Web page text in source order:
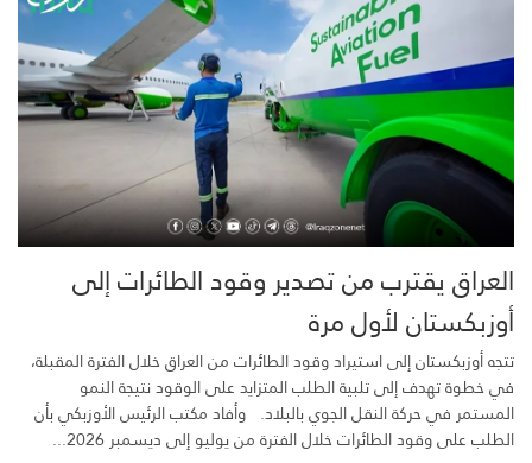
العراق يقترب من تصدير وقود الطائرات إلى
أوزبكستان لأول مرة
تتجه أوزبكستان إلى استيراد وقود الطائرات من العراق خلال الفترة المقبلة،
في خطوة تهدف إلى تلبية الطلب المتزايد على الوقود نتيجة النمو
المستمر في حركة النقل الجوي بالبلاد. وأفاد مكتب الرئيس الأوزبكي بأن
الطلب على وقود الطائرات خلال الفترة من يوليو إلى ديسمبر 2026...